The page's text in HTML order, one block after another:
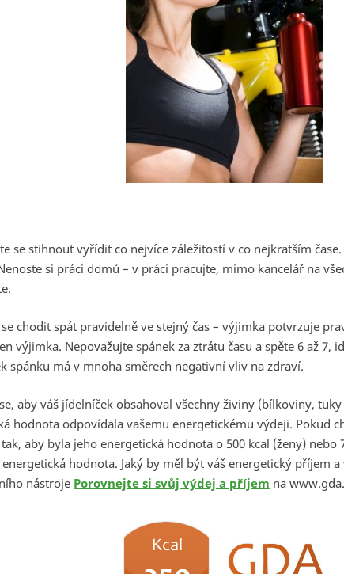
se stihnout vyřídit co nejvíce záležitostí v co nejkratším
si práci domů – v práci pracujte, mimo kancelář na
se chodit spát pravidelně ve stejný čas – výjimka potvrzuje
výjimka. Nepovažujte spánek za ztrátu času a spěte 6 až 7,
spánku má v mnoha směrech negativní vliv na zdraví.
aby váš jídelníček obsahoval všechny živiny (bílkoviny,
hodnota odpovídala vašemu energetickému výdeji. Pokud
aby byla jeho energetická hodnota o 500 kcal (ženy) nebo
hodnota. Jaký by měl být váš energetický příjem
nástroje Porovnejte si svůj výdej a příjem na